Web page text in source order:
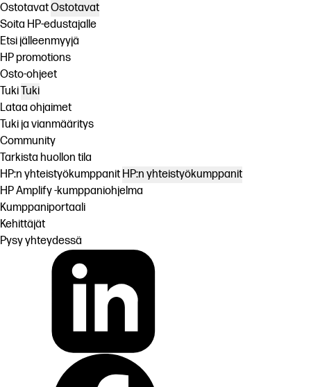
OstotavatOstotavat
Soita HP-edustajalle
Etsi jälleenmyyjä
HP promotions
Osto-ohjeet
TukiTuki
Lataa ohjaimet
Tuki ja vianmääritys
Community
Tarkista huollon tila
HP:n yhteistyökumppanit HP:n yhteistyökumppanit
HP Amplify -kumppaniohjelma
Kumppaniportaali
Kehittäjät
Pysy yhteydessä